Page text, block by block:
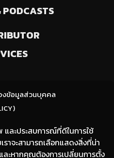
งข้อมูลส่วนบุคคล
และประสบการณ์ที่ดีในการใช้
าจะสามารถเลือกแสดงสิ่งที่น่า
ละหากคุณต้องการเปลี่ยนการตั้ง
อบข่าวด้านใด)